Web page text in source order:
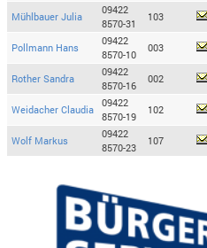
Mühlbauer Julia
09422
8570-31
103
Pollmann Hans
09422
8570-10
003
Rother Sandra
09422
8570-16
002
Weidacher Claudia
09422
8570-19
102
Wolf Markus
09422
8570-23
107